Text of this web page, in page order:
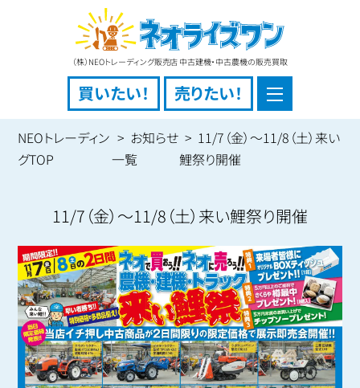
（株）NEOトレーディング販売店 中古建機・中古農機の販売買取
買いたい！ 売りたい！
NEOトレーディン
グTOP
お知らせ
一覧
11/7（金）～11/8（土）来い
鯉祭り開催
11/7（金）～11/8（土）来い鯉祭り開催